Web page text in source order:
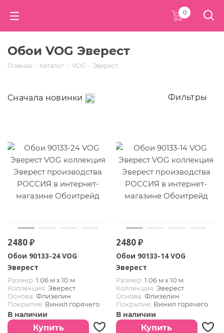
0
Обои VOG Эверест
Главная - Каталог - VOG - Эверест
Сначала новинки Фильтры
2480 ₽
Обои 90133-24 VOG
Эверест
Размер: 1.06 м х 10 м
Коллекция: Эверест
Основа: Флизелин
Покрытие: Винил горячего
тиснения
Страна:РОССИЯ
В наличии
Купить
2480 ₽
Обои 90133-14 VOG
Эверест
Размер: 1.06 м х 10 м
Коллекция: Эверест
Основа: Флизелин
Покрытие: Винил горячего
тиснения
Страна:РОССИЯ
В наличии
Купить